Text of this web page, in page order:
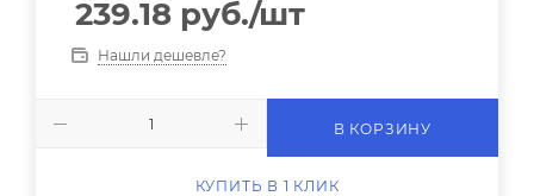
239.18 руб./шт
Нашли дешевле?
В КОРЗИНУ
КУПИТЬ В 1 КЛИК